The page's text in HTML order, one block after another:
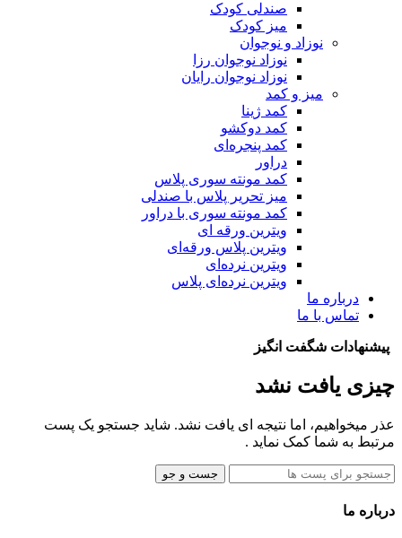
صندلی کودک
میز کودک
نوزاد و نوجوان
نوزاد نوجوان رزا
نوزاد نوجوان رایان
میز و کمد
کمد ژینا
کمد دوکشو
کمد پنجره‌ای
دراور
کمد مونته سوری پلاس
میز تحریر پلاس با صندلی
کمد مونته سوری با دراور
ویترین ورقه ای
ویترین پلاس ورقه‌ای
ویترین نرده‌ای
ویترین نرده‌ای پلاس
درباره ما
تماس با ما
پیشنهادات شگفت انگیز
چیزی یافت نشد
عذر میخواهیم، اما نتیجه ای یافت نشد. شاید جستجو یک پست
مرتبط به شما کمک نماید .
جست و جو
درباره ما